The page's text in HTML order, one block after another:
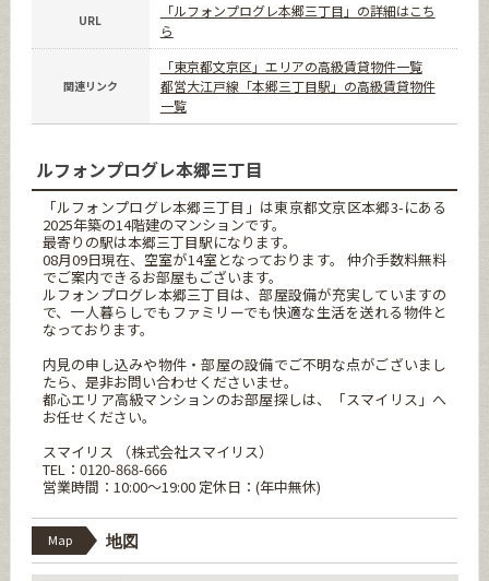
URL
「ルフォンプログレ本郷三丁目」の詳細はこち
ら
関連リンク
「東京都文京区」エリアの高級賃貸物件一覧
都営大江戸線「本郷三丁目駅」の高級賃貸物件
一覧
ルフォンプログレ本郷三丁目
「ルフォンプログレ本郷三丁目」は東京都文京区本郷3-にある
2025年築の14階建のマンションです。
最寄りの駅は本郷三丁目駅になります。
08月09日現在、空室が14室となっております。 仲介手数料無料
でご案内できるお部屋もございます。
ルフォンプログレ本郷三丁目は、部屋設備が充実していますの
で、一人暮らしでもファミリーでも快適な生活を送れる物件と
なっております。
内見の申し込みや物件・部屋の設備でご不明な点がございまし
たら、是非お問い合わせくださいませ。
都心エリア高級マンションのお部屋探しは、「スマイリス」へ
お任せください。
スマイリス （株式会社スマイリス）
TEL：0120-868-666
営業時間：10:00～19:00 定休日：(年中無休)
Map 地図